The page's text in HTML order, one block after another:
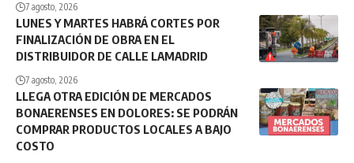
7 agosto, 2026
LUNES Y MARTES HABRÁ CORTES POR
FINALIZACIÓN DE OBRA EN EL
DISTRIBUIDOR DE CALLE LAMADRID
7 agosto, 2026
LLEGA OTRA EDICIÓN DE MERCADOS
BONAERENSES EN DOLORES: SE PODRÁN
COMPRAR PRODUCTOS LOCALES A BAJO
COSTO